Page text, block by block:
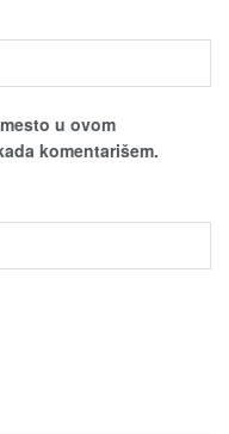
u ovom
komentarišem.